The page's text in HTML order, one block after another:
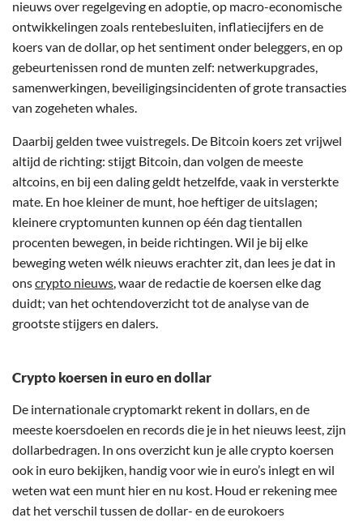
nieuws over regelgeving en adoptie, op macro-economische
ontwikkelingen zoals rentebesluiten, inflatiecijfers en de
koers van de dollar, op het sentiment onder beleggers, en op
gebeurtenissen rond de munten zelf: netwerkupgrades,
samenwerkingen, beveiligingsincidenten of grote transacties
van zogeheten whales.
Daarbij gelden twee vuistregels. De Bitcoin koers zet vrijwel
altijd de richting: stijgt Bitcoin, dan volgen de meeste
altcoins, en bij een daling geldt hetzelfde, vaak in versterkte
mate. En hoe kleiner de munt, hoe heftiger de uitslagen;
kleinere cryptomunten kunnen op één dag tientallen
procenten bewegen, in beide richtingen. Wil je bij elke
beweging weten wélk nieuws erachter zit, dan lees je dat in
onscrypto nieuws, waar de redactie de koersen elke dag
duidt; van het ochtendoverzicht tot de analyse van de
grootste stijgers en dalers.
Crypto koersen in euro en dollar
De internationale cryptomarkt rekent in dollars, en de
meeste koersdoelen en records die je in het nieuws leest, zijn
dollarbedragen. In ons overzicht kun je alle crypto koersen
ook in euro bekijken, handig voor wie in euro’s inlegt en wil
weten wat een munt hier en nu kost. Houd er rekening mee
dat het verschil tussen de dollar- en de eurokoers